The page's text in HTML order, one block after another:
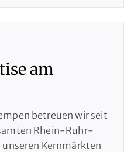
am
betreuen wir seit
Rhein-Ruhr-
Kernmärkten